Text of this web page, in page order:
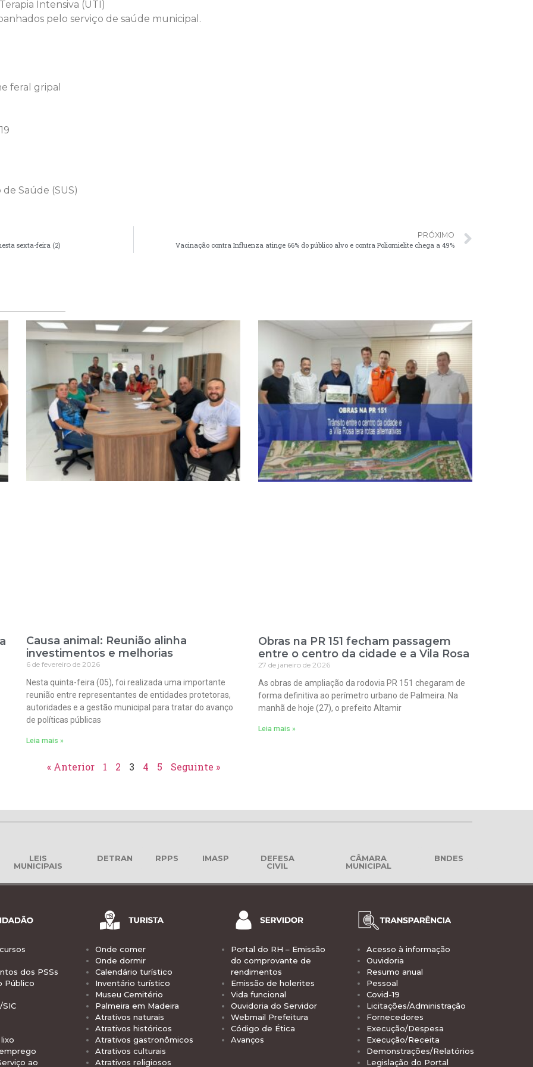
Intensiva (UTI)
pelo serviço de saúde municipal.
feral gripal
Saúde (SUS)
sexta-feira (2)
PRÓXIMO
Vacinação contra Influenza atinge 66% do público alvo e contra Poliomielite chega a 49%
Causa animal: Reunião alinha
investimentos e melhorias
6 de fevereiro de 2026
Nesta quinta-feira (05), foi realizada uma importante
reunião entre representantes de entidades protetoras,
autoridades e a gestão municipal para tratar do avanço
de políticas públicas
Leia mais »
Obras na PR 151 fecham passagem
entre o centro da cidade e a Vila Rosa
27 de janeiro de 2026
As obras de ampliação da rodovia PR 151 chegaram de
forma definitiva ao perímetro urbano de Palmeira. Na
manhã de hoje (27), o prefeito Altamir
Leia mais »
« Anterior 1 2 3 4 5 Seguinte »
LEIS
MUNICIPAIS
DETRAN RPPS IMASP
DEFESA
CIVIL
CÂMARA
MUNICIPAL
BNDES
dos PSSs
Público
ao
Onde comer
Onde dormir
Calendário turístico
Inventário turístico
Museu Cemitério
Palmeira em Madeira
Atrativos naturais
Atrativos históricos
Atrativos gastronômicos
Atrativos culturais
Atrativos religiosos
Portal do RH – Emissão
do comprovante de
rendimentos
Emissão de holerites
Vida funcional
Ouvidoria do Servidor
Webmail Prefeitura
Código de Ética
Avanços
Acesso à informação
Ouvidoria
Resumo anual
Pessoal
Covid-19
Licitações/Administração
Fornecedores
Execução/Despesa
Execução/Receita
Demonstrações/Relatórios
Legislação do Portal